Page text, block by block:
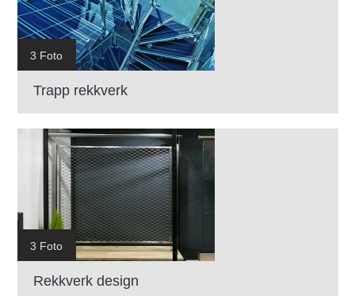
3 Foto
Trapp rekkverk
3 Foto
Rekkverk design